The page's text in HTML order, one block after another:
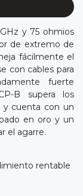
y 75 ohmios
de extremo de
fácilmente el
con cables para
fuerte
B supera los
y cuenta con un
en oro y un
el agarre.
rentable